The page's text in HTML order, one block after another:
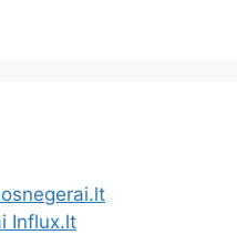
Influx.lt